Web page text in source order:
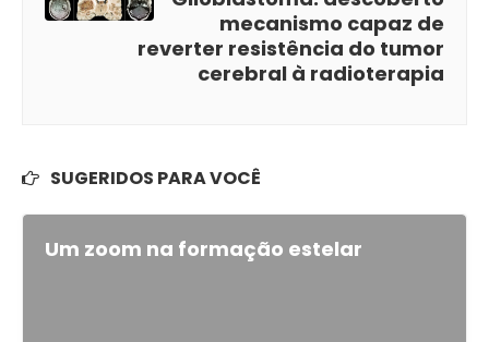
mecanismo capaz de
reverter resistência do tumor
cerebral à radioterapia
SUGERIDOS PARA VOCÊ
Um zoom na formação estelar